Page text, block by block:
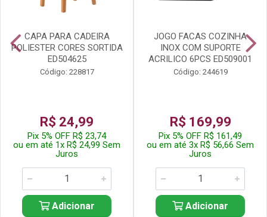
CAPA PARA CADEIRA
POLIESTER CORES SORTIDA
ED504625
Código: 228817
R$ 24,99
Pix 5% OFF R$ 23,74
ou em até 1x R$ 24,99 Sem
Juros
Adicionar
JOGO FACAS COZINHA
INOX COM SUPORTE
ACRILICO 6PCS ED509001
Código: 244619
R$ 169,99
Pix 5% OFF R$ 161,49
ou em até 3x R$ 56,66 Sem
Juros
Adicionar